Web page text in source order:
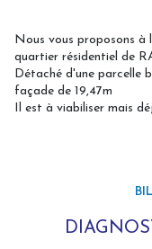
Nous vous proposons à
quartier résidentiel de
Détaché d'une parcelle
façade de 19,47m
Il est à viabiliser mais